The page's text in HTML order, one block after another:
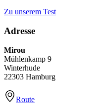
Zu unserem Test
Adresse
Mirou
Mühlenkamp 9
Winterhude
22303 Hamburg
Route